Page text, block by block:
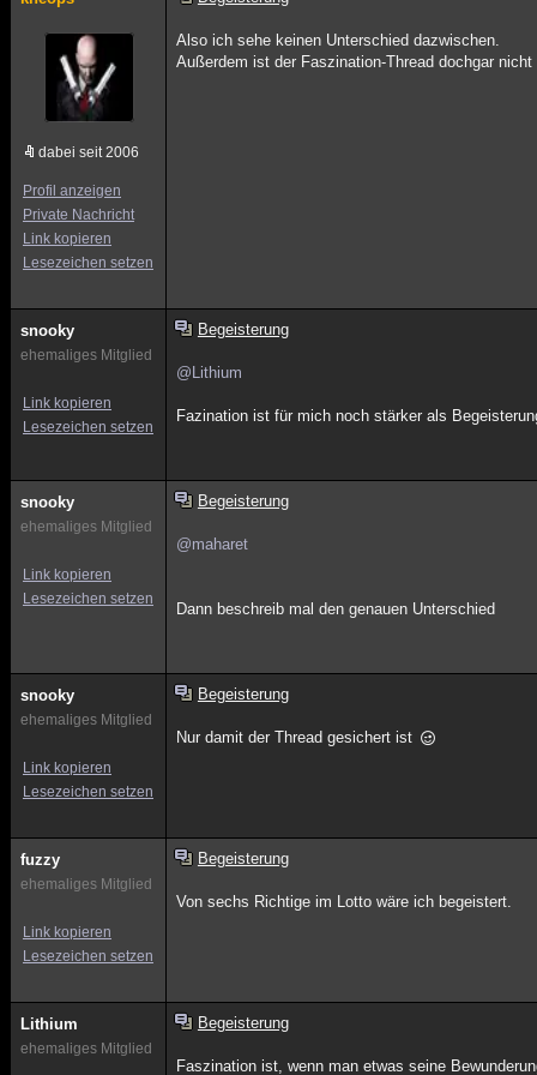
dabei seit 2006
Profil anzeigen
Private Nachricht
Link kopieren
Lesezeichen setzen
Also ich sehe keinen Unterschied dazwischen.
Außerdem ist der Faszination-Thread dochgar
snooky
ehemaliges Mitglied
Link kopieren
Lesezeichen setzen
Begeisterung
@Lithium
Fazination ist für mich noch stärker als
snooky
ehemaliges Mitglied
Link kopieren
Lesezeichen setzen
Begeisterung
@maharet
Dann beschreib mal den genauen Unterschied
snooky
ehemaliges Mitglied
Link kopieren
Lesezeichen setzen
Begeisterung
Nur damit der Thread gesichert ist
fuzzy
ehemaliges Mitglied
Link kopieren
Lesezeichen setzen
Begeisterung
Von sechs Richtige im Lotto wäre ich begeistert.
Lithium
ehemaliges Mitglied
Begeisterung
Faszination ist, wenn man etwas seine